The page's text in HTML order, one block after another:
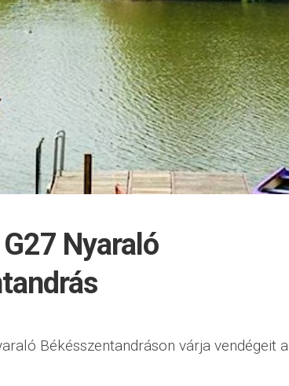
Nyaraló
Békésszentandráson várja vendégeit